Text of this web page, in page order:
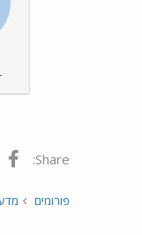
Share:
פורומים מדע